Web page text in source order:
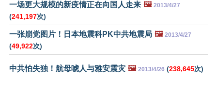
一场更大规模的新疫情正在向国人走来 🖼️ 2013/4/27
(241,197次)
一张崩党图片！日本地震科PK中共地震局 🖼️ 2013/4/27
(49,922次)
中共怕失独！航母唬人与雅安震灾 🖼️ 2013/4/26 (238,645次)